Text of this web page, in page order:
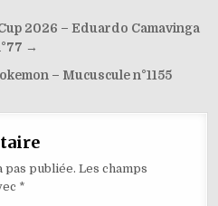
2026 – Eduardo Camavinga
→
– Mucuscule n°1155
pas publiée. Les champs
*